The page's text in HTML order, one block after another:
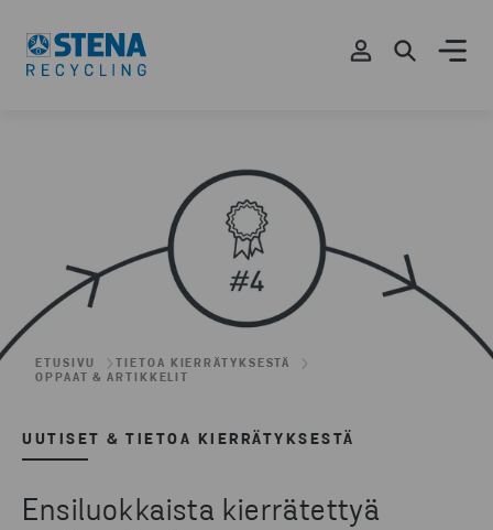
ETUSIVU
TIETOA KIERRÄTYKSESTÄ
OPPAAT & ARTIKKELIT
UUTISET & TIETOA KIERRÄTYKSESTÄ
Ensiluokkaista kierrätettyä